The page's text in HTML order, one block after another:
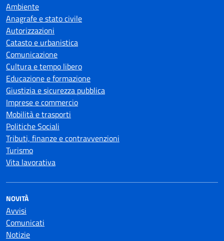
Ambiente
Anagrafe e stato civile
Autorizzazioni
Catasto e urbanistica
Comunicazione
Cultura e tempo libero
Educazione e formazione
Giustizia e sicurezza pubblica
Imprese e commercio
Mobilità e trasporti
Politiche Sociali
Tributi, finanze e contravvenzioni
Turismo
Vita lavorativa
NOVITÀ
Avvisi
Comunicati
Notizie